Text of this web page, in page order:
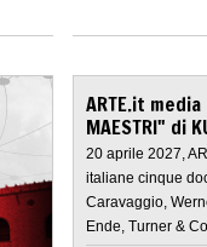
ARTE.it
MAESTRI" di
20 aprile 2027,
italiane cinque
Caravaggio,
Ende, Turner &